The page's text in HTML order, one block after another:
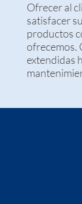
Ofrecer al
satisfacer
productos
ofrecemos.
extendidas